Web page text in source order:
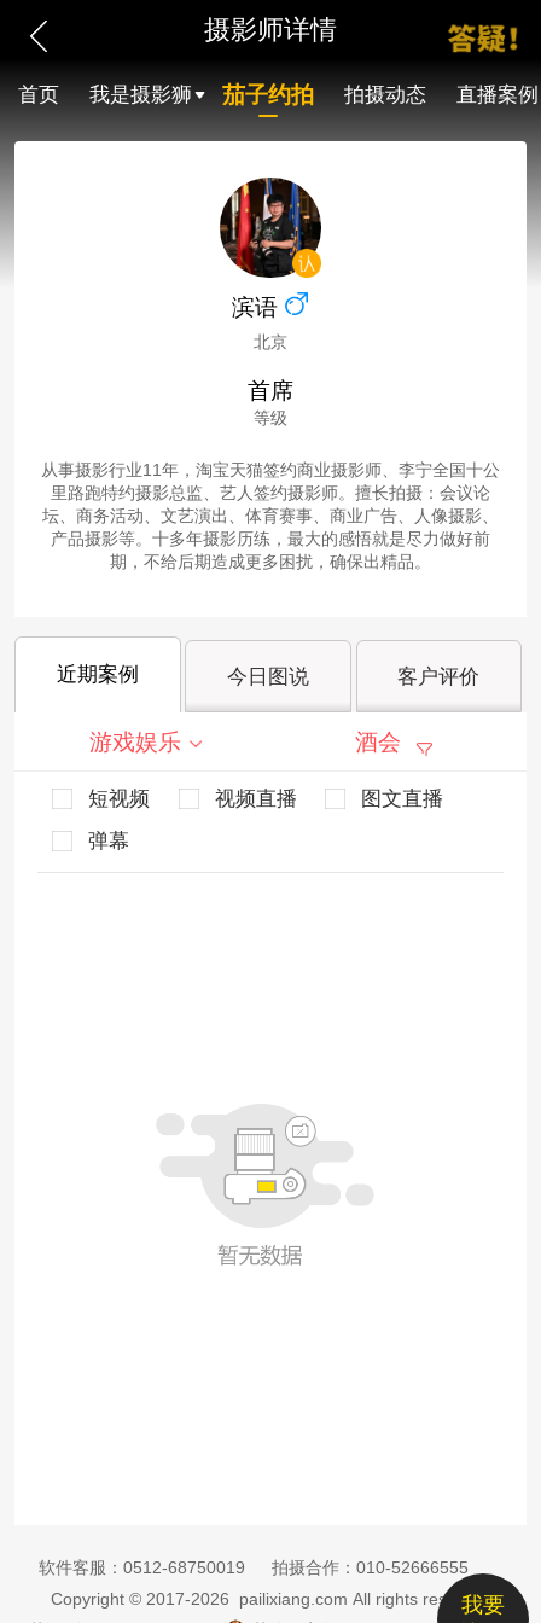
摄影师详情
首页 我是摄影狮 茄子约拍 拍摄动态 直播案例
滨语
北京
首席
等级
从事摄影行业11年，淘宝天猫签约商业摄影师、李宁全国十公
里路跑特约摄影总监、艺人签约摄影师。擅长拍摄：会议论
坛、商务活动、文艺演出、体育赛事、商业广告、人像摄影、
产品摄影等。十多年摄影历练，最大的感悟就是尽力做好前
期，不给后期造成更多困扰，确保出精品。
近期案例 今日图说 客户评价
游戏娱乐 酒会
短视频 视频直播
图文直播
弹幕
我要
软件客服： 0512-68750019 拍摄合作： 010-52666555
Copyright © 2017-2026 pailixiang.com All rights reserved